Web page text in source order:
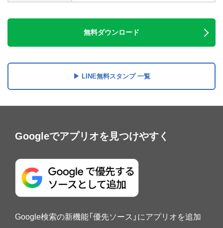
無料ダウンロード
LINE無料スタンプ 一覧
Googleでアプリオを見つけやすく
Google検索の新機能「優先ソース」にアプリオを追加